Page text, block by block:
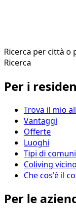
Ricerca per città o
Ricerca
Per i
Trova il mio
Vantaggi
Offerte
Luoghi
Tipi di
Coliving
Che cos'è il
Per le